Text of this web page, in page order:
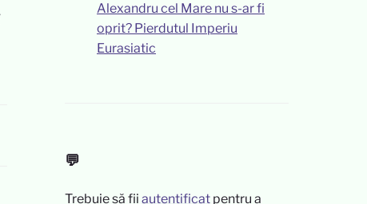
Alexandru cel Mare nu s-ar fi
oprit? Pierdutul Imperiu
Eurasiatic
💬
Trebuie să fii autentificat pentru a